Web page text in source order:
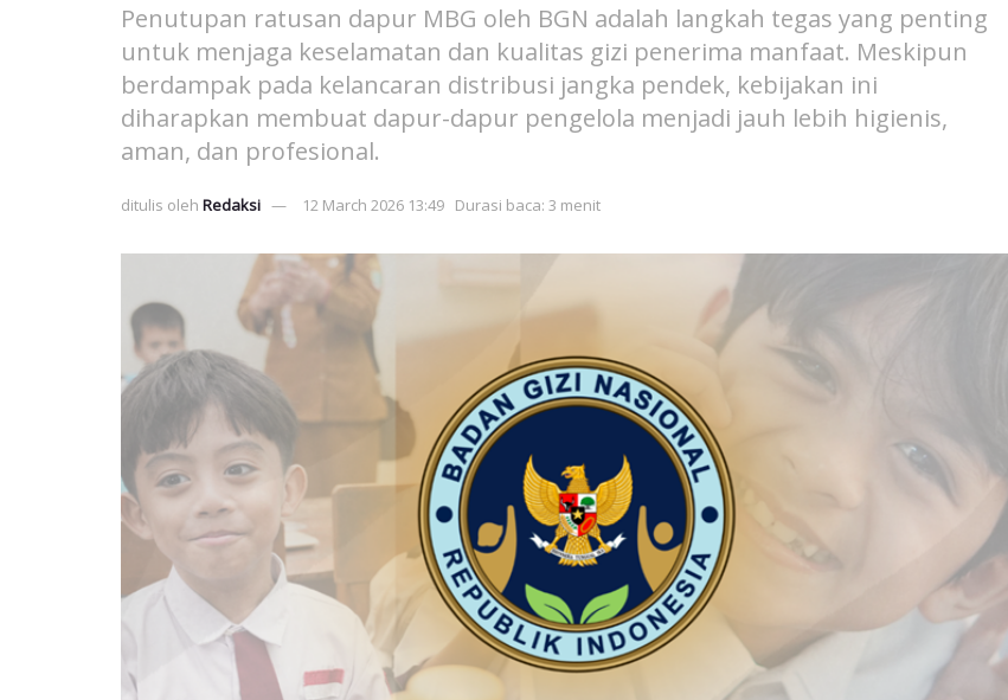
Penutupan ratusan dapur MBG oleh BGN adalah langkah tegas yang penting
untuk menjaga keselamatan dan kualitas gizi penerima manfaat. Meskipun
berdampak pada kelancaran distribusi jangka pendek, kebijakan ini
diharapkan membuat dapur-dapur pengelola menjadi jauh lebih higienis,
aman, dan profesional.
ditulis oleh Redaksi 12 March 2026 13:49 Durasi baca: 3 menit